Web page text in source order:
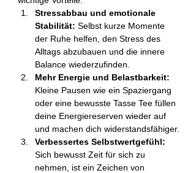
Stressabbau und emotionale
Stabilität: Selbst kurze Momente
der Ruhe helfen, den Stress des
Alltags abzubauen und die innere
Balance wiederzufinden.
Mehr Energie und Belastbarkeit:
Kleine Pausen wie ein Spaziergang
oder eine bewusste Tasse Tee füllen
deine Energiereserven wieder auf
und machen dich widerstandsfähiger.
Verbessertes Selbstwertgefühl:
Sich bewusst Zeit für sich zu
nehmen, ist ein Zeichen von